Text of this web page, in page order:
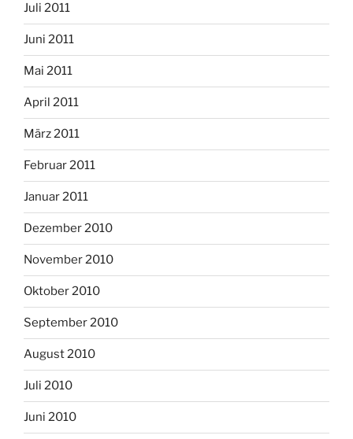
Juli 2011
Juni 2011
Mai 2011
April 2011
März 2011
Februar 2011
Januar 2011
Dezember 2010
November 2010
Oktober 2010
September 2010
August 2010
Juli 2010
Juni 2010